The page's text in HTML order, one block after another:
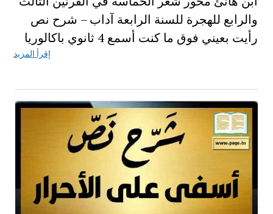
والرابع للهجرة للسنة الرابعة آداب – شرح نص
رأيت بعيني فوق ما كنت أسمع 4 ثانوي باكالوريا
إقرأ المزيد